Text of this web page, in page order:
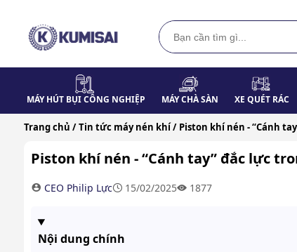
MÁY HÚT BỤI CÔNG NGHIỆP MÁY CHÀ SÀN XE QUÉT RÁC
Trang chủ / Tin tức máy nén khí / Piston khí nén - “Cánh
Piston khí nén - “Cánh tay” đắc lực
CEO Philip Lực 15/02/2025 1877
Nội dung chính